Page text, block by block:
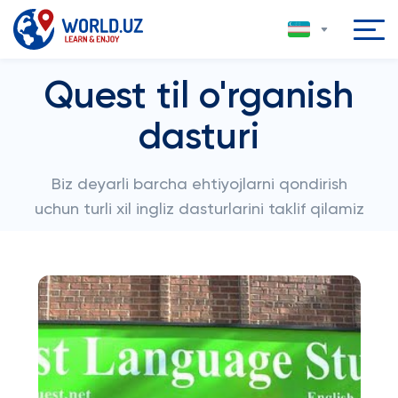
Quest til o'rganish
dasturi
Biz deyarli barcha ehtiyojlarni qondirish
uchun turli xil ingliz dasturlarini taklif qilamiz